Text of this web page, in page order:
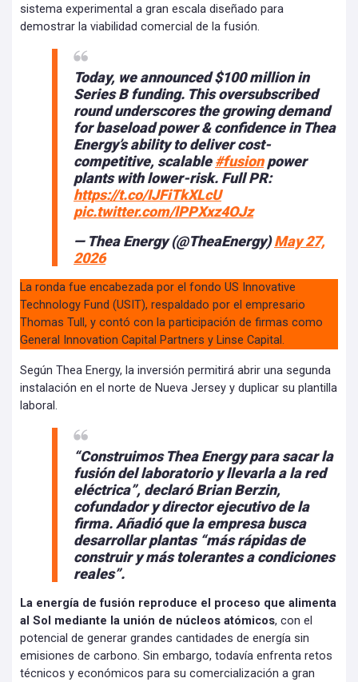
sistema experimental a gran escala diseñado para
demostrar la viabilidad comercial de la fusión.
Today, we announced $100 million in
Series B funding. This oversubscribed
round underscores the growing demand
for baseload power & confidence in Thea
Energy’s ability to deliver cost-
competitive, scalable#fusionpower
plants with lower-risk. Full PR:
https://t.co/IJFiTkXLcU
pic.twitter.com/lPPXxz4OJz
— Thea Energy (@TheaEnergy)May 27,
2026
La ronda fue encabezada por el fondo US Innovative
Technology Fund (USIT), respaldado por el empresario
Thomas Tull, y contó con la participación de firmas como
General Innovation Capital Partners y Linse Capital.
Según Thea Energy, la inversión permitirá abrir una segunda
instalación en el norte de Nueva Jersey y duplicar su plantilla
laboral.
“Construimos Thea Energy para sacar la
fusión del laboratorio y llevarla a la red
eléctrica”, declaró Brian Berzin,
cofundador y director ejecutivo de la
firma. Añadió que la empresa busca
desarrollar plantas “más rápidas de
construir y más tolerantes a condiciones
reales”.
La energía de fusión reproduce el proceso que alimenta
al Sol mediante la unión de núcleos atómicos, con el
potencial de generar grandes cantidades de energía sin
emisiones de carbono. Sin embargo, todavía enfrenta retos
técnicos y económicos para su comercialización a gran